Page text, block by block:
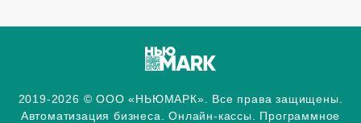
2019-2026 © ООО «НЬЮМАРК». Все права защищены.
Автоматизация бизнеса. Онлайн-кассы. Программное